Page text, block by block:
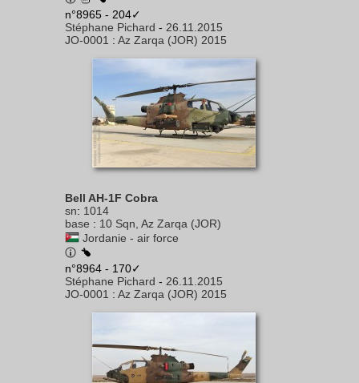
n°8965 - 204✓
Stéphane Pichard - 26.11.2015
JO-0001 : Az Zarqa (JOR) 2015
Bell AH-1F Cobra
sn: 1014
base : 10 Sqn, Az Zarqa (JOR)
Jordanie - air force
n°8964 - 170✓
Stéphane Pichard - 26.11.2015
JO-0001 : Az Zarqa (JOR) 2015